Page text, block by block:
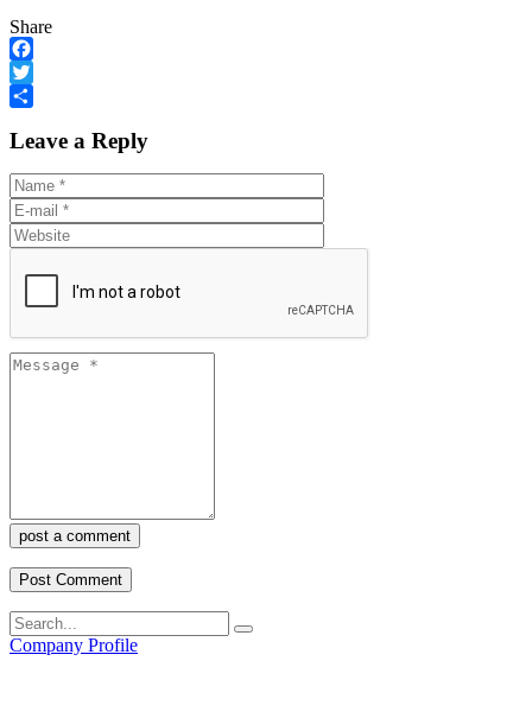
Share
Facebook
Twitter
Leave a Reply
post a comment
Company Profile